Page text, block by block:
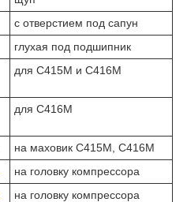
с отверстием под сапун
глухая под подшипник
для С415М и С416М
для С416М
на маховик С415М, С416М
на головку компрессора
на головку компрессора